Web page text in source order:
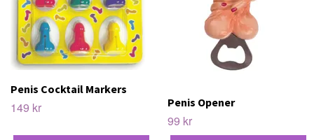
Penis Cocktail Markers
149 kr Penis Opener
99 kr